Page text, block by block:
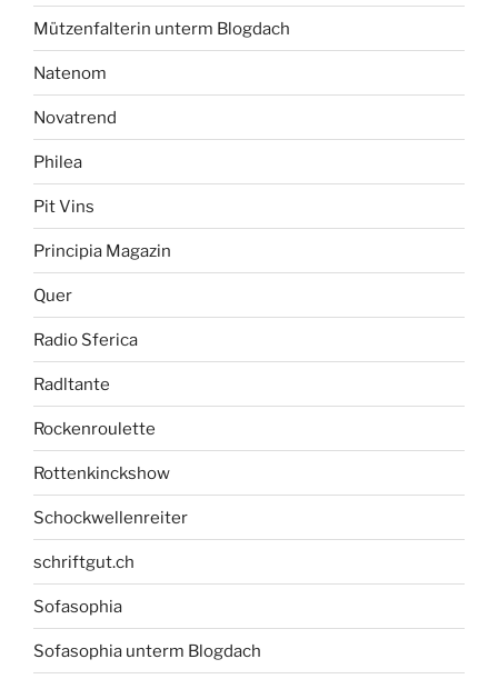
Mützenfalterin unterm Blogdach
Natenom
Novatrend
Philea
Pit Vins
Principia Magazin
Quer
Radio Sferica
Radltante
Rockenroulette
Rottenkinckshow
Schockwellenreiter
schriftgut.ch
Sofasophia
Sofasophia unterm Blogdach